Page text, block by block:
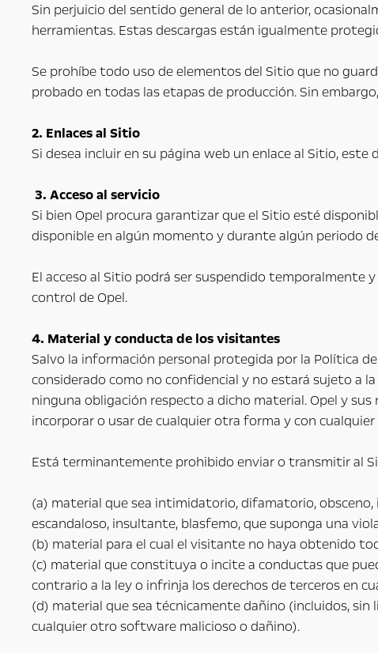
Sin perjuicio del sentido general de lo anterior,
herramientas. Estas descargas están igualmente
Se prohíbe todo uso de elementos del Sitio que no
probado en todas las etapas de producción. Sin
2. Enlaces al Sitio
Si desea incluir en su página web un enlace al Sitio, este
3. Acceso al servicio
Si bien Opel procura garantizar que el Sitio esté
disponible en algún momento y durante algún periodo
El acceso al Sitio podrá ser suspendido temporalmente
control de Opel.
4. Material y conducta de los visitantes
Salvo la información personal protegida por la Política
considerado como no confidencial y no estará sujeto a
ninguna obligación respecto a dicho material. Opel y
incorporar o usar de cualquier otra forma y con
Está terminantemente prohibido enviar o transmitir al
(a) material que sea intimidatorio, difamatorio,
escandaloso, insultante, blasfemo, que suponga una
(b) material para el cual el visitante no haya obtenido
(c) material que constituya o incite a conductas que
contrario a la ley o infrinja los derechos de terceros en
(d) material que sea técnicamente dañino (incluidos,
cualquier otro software malicioso o dañino).